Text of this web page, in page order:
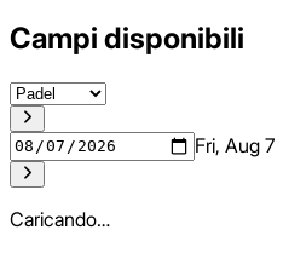
Campi disponibili
Fri, Aug 7
Caricando…